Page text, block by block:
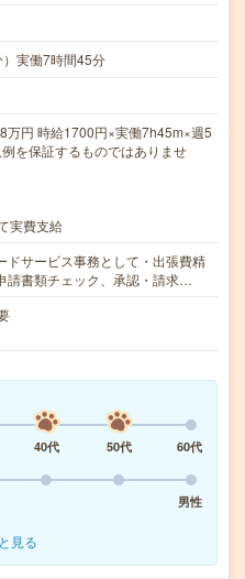
実働7時間45分
円 時給1700円×実働7h45m×週5
を保証するものではありませ
実費支給
ドサービス事務として・出張費精
請書類チェック、承認・請求…
40代 50代
60代
男性
見る